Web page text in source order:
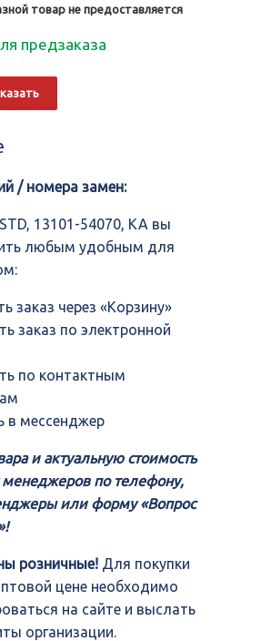
товар не предоставляется
предзаказа
/ номера замен:
13101-54070, KA вы
любым удобным для
заказ через «Корзину»
заказ по электронной
по контактным
в мессенджер
и актуальную стоимость
менеджеров по телефону,
или форму «Вопрос
розничные! Для покупки
цене необходимо
на сайте и выслать
организации.